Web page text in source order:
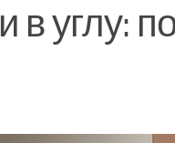
в углу: